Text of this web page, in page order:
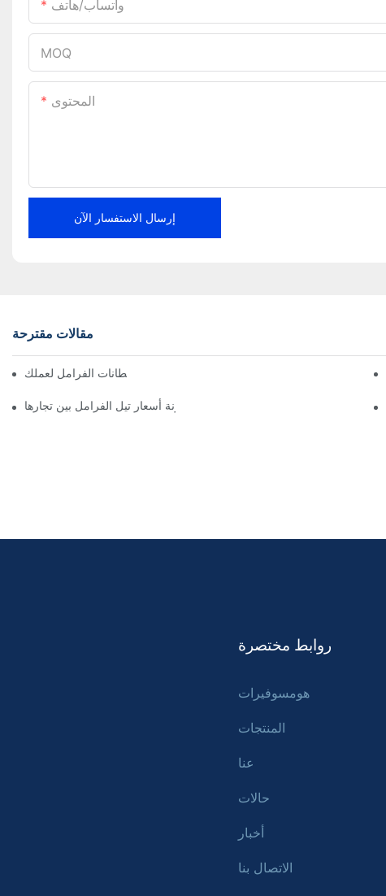
واتساب/هاتف
MOQ
المحتوى
إرسال الاستفسار الآن
مقالات مقترحة
إيجاد موزعين موثوقين لبطانات الفرامل لعملك
كيفية مقارنة أسعار تيل الفرامل بين تجارها
روابط مختصرة
هومسوفيرات
المنتجات
عنا
حالات
أخبار
الاتصال بنا